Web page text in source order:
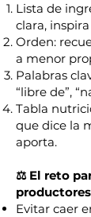
Lista de
clara,
Orden:
a menor
Palabras
“libre de”,
Tabla
que dice la
aporta.
⚖️ El reto
productores
Evitar caer